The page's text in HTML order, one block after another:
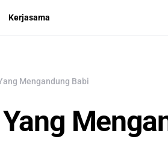
Kerjasama
Mengandung Babi